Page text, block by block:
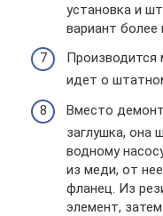
установка и
вариант более
Производится
идет о
Вместо
заглушка, она
водному
из меди, от
фланец. Из
элемент,